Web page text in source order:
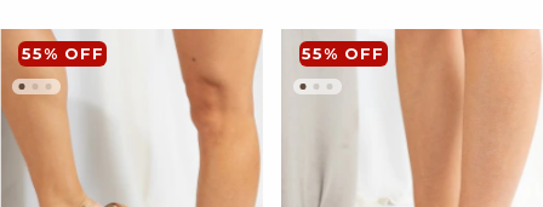
55% OFF 55% OFF